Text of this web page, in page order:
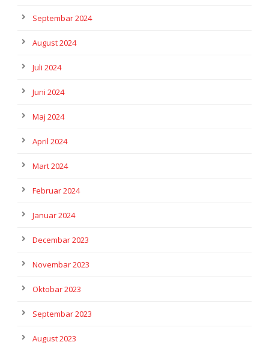
Septembar 2024
August 2024
Juli 2024
Juni 2024
Maj 2024
April 2024
Mart 2024
Februar 2024
Januar 2024
Decembar 2023
Novembar 2023
Oktobar 2023
Septembar 2023
August 2023